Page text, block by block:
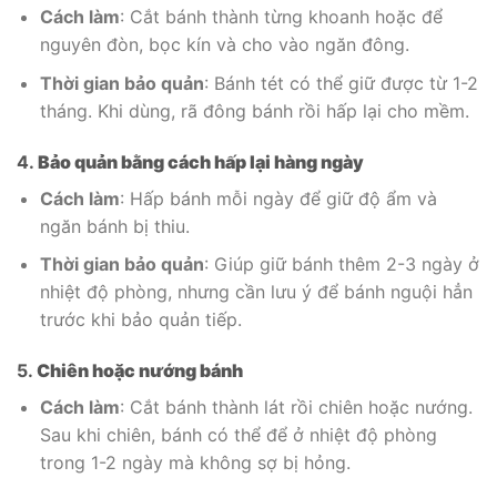
Cách làm: Cắt bánh thành từng khoanh hoặc để
nguyên đòn, bọc kín và cho vào ngăn đông.
Thời gian bảo quản: Bánh tét có thể giữ được từ 1-2
tháng. Khi dùng, rã đông bánh rồi hấp lại cho mềm.
4. Bảo quản bằng cách hấp lại hàng ngày
Cách làm: Hấp bánh mỗi ngày để giữ độ ẩm và
ngăn bánh bị thiu.
Thời gian bảo quản: Giúp giữ bánh thêm 2-3 ngày ở
nhiệt độ phòng, nhưng cần lưu ý để bánh nguội hẳn
trước khi bảo quản tiếp.
5. Chiên hoặc nướng bánh
Cách làm: Cắt bánh thành lát rồi chiên hoặc nướng.
Sau khi chiên, bánh có thể để ở nhiệt độ phòng
trong 1-2 ngày mà không sợ bị hỏng.